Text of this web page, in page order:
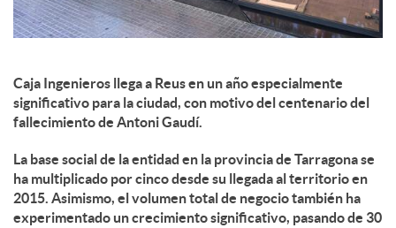
Caja Ingenieros llega a Reus en un año especialmente
significativo para la ciudad, con motivo del centenario del
fallecimiento de Antoni Gaudí.
La base social de la entidad en la provincia de Tarragona se
ha multiplicado por cinco desde su llegada al territorio en
2015. Asimismo, el volumen total de negocio también ha
experimentado un crecimiento significativo, pasando de 30